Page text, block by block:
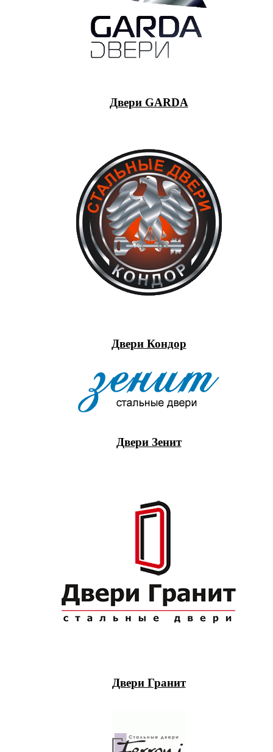
Двери GARDA
Двери Кондор
Двери Зенит
Двери Гранит